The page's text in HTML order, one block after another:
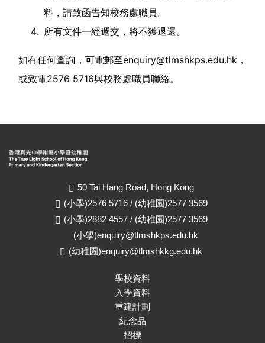
料，請致函告知校務處職員。
所有文件一經遞交，將不獲退還。
如有任何查詢，可電郵至enquiry@tlmshkps.edu.hk ，
或致電2576 5716與校務處職員聯絡。
50 Tai Hang Road, Hong Kong
(小學)2576 5716 / (幼稚園)2577 3569
(小學)2882 4557 / (幼稚園)2577 3569
(小學)enquiry@tlmshkps.edu.hk
(幼稚園)enquiry@tlmshkkg.edu.hk
學校資料
入學資料
重建計劃
紀念品
招標